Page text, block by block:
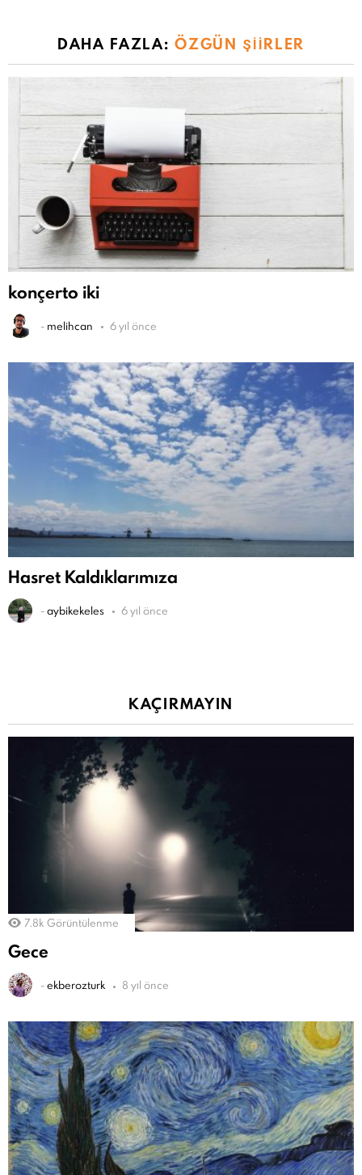
DAHA FAZLA:ÖZGÜN ŞIIRLER
konçerto iki
- melihcan 6 yıl önce
Hasret Kaldıklarımıza
-aybikekeles 6 yıl önce
KAÇIRMAYIN
7.8k Görüntülenme
Gece
-ekberozturk 8 yıl önce